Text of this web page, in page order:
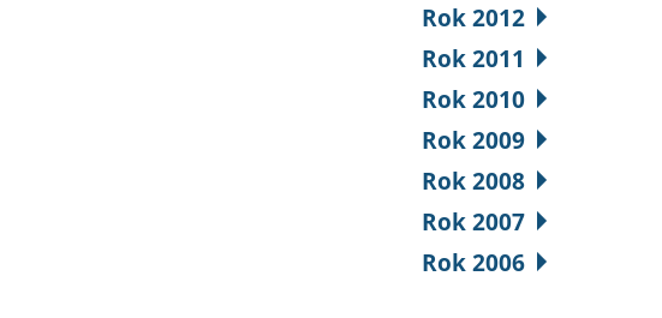
Rok 2012
Rok 2011
Rok 2010
Rok 2009
Rok 2008
Rok 2007
Rok 2006